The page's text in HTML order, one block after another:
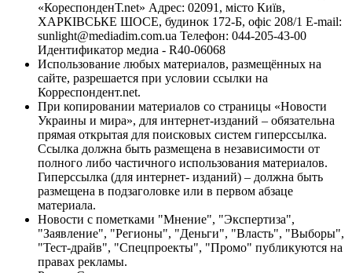
«КореспонденТ.net» Адрес: 02091, місто Київ,
ХАРКІВСЬКЕ ШОСЕ, будинок 172-Б, офіс 208/1 E-mail:
sunlight@mediadim.com.ua Телефон: 044-205-43-00
Идентификатор медиа - R40-06068
Использование любых материалов, размещённых на
сайте, разрешается при условии ссылки на
Корреспондент.net.
При копировании материалов со страницы «Новости
Украины и мира», для интернет-изданий – обязательна
прямая открытая для поисковых систем гиперссылка.
Ссылка должна быть размещена в независимости от
полного либо частичного использования материалов.
Гиперссылка (для интернет- изданий) – должна быть
размещена в подзаголовке или в первом абзаце
материала.
Новости с пометками "Мнение", "Экспертиза",
"Заявление", "Регионы", "Деньги", "Власть", "Выборы",
"Тест-драйв", "Спецпроекты", "Промо" публикуются на
правах рекламы.